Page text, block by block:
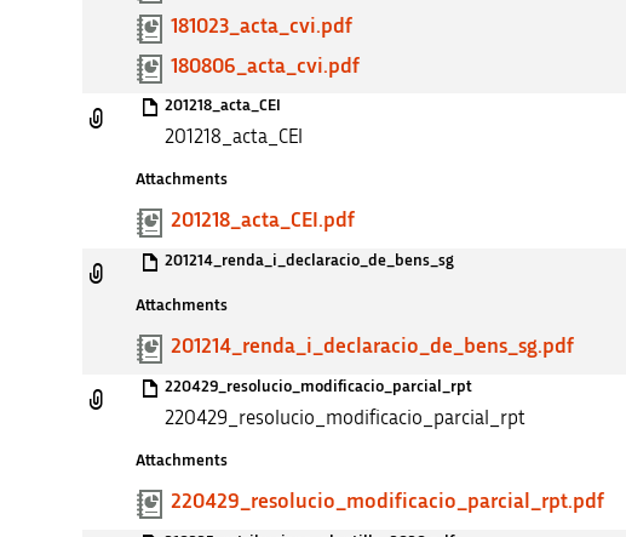
181023_acta_cvi.pdf
180806_acta_cvi.pdf
201218_acta_CEI
201218_acta_CEI
Attachments
201218_acta_CEI.pdf
201214_renda_i_declaracio_de_bens_sg
Attachments
201214_renda_i_declaracio_de_bens_sg.pdf
220429_resolucio_modificacio_parcial_rpt
220429_resolucio_modificacio_parcial_rpt
Attachments
220429_resolucio_modificacio_parcial_rpt.pdf